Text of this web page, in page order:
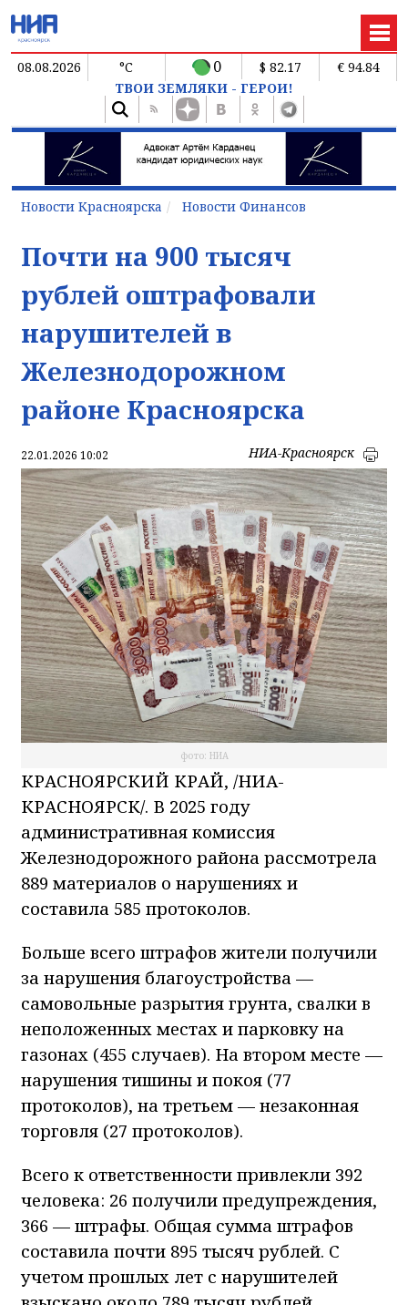
08.08.2026 °C 0 $ 82.17
€ 94.84
ТВОИ ЗЕМЛЯКИ - ГЕРОИ!
Новости Красноярска Новости Финансов
Почти на 900 тысяч
рублей оштрафовали
нарушителей в
Железнодорожном
районе Красноярска
22.01.2026 10:02 НИА-Красноярск
фото: НИА
КРАСНОЯРСКИЙ КРАЙ, /НИА-
КРАСНОЯРСК/. В 2025 году
административная комиссия
Железнодорожного района рассмотрела
889 материалов о нарушениях и
составила 585 протоколов.
Больше всего штрафов жители получили
за нарушения благоустройства —
самовольные разрытия грунта, свалки в
неположенных местах и парковку на
газонах (455 случаев). На втором месте —
нарушения тишины и покоя (77
протоколов), на третьем — незаконная
торговля (27 протоколов).
Всего к ответственности привлекли 392
человека: 26 получили предупреждения,
366 — штрафы. Общая сумма штрафов
составила почти 895 тысяч рублей. С
учетом прошлых лет с нарушителей